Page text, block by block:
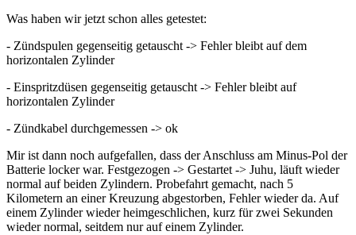
Was haben wir jetzt schon alles getestet:
- Zündspulen gegenseitig getauscht -> Fehler bleibt auf dem
horizontalen Zylinder
- Einspritzdüsen gegenseitig getauscht -> Fehler bleibt auf
horizontalen Zylinder
- Zündkabel durchgemessen -> ok
Mir ist dann noch aufgefallen, dass der Anschluss am Minus-Pol der
Batterie locker war. Festgezogen -> Gestartet -> Juhu, läuft wieder
normal auf beiden Zylindern. Probefahrt gemacht, nach 5
Kilometern an einer Kreuzung abgestorben, Fehler wieder da. Auf
einem Zylinder wieder heimgeschlichen, kurz für zwei Sekunden
wieder normal, seitdem nur auf einem Zylinder.